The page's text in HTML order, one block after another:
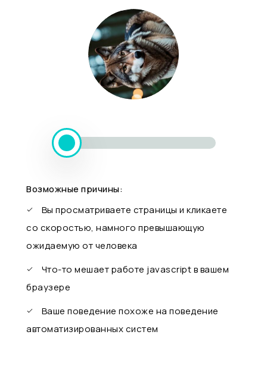
Возможные причины:
Вы просматриваете страницы и кликаете
со скоростью, намного превышающую
ожидаемую от человека
Что-то мешает работе javascript в вашем
браузере
Ваше поведение похоже на поведение
автоматизированных систем